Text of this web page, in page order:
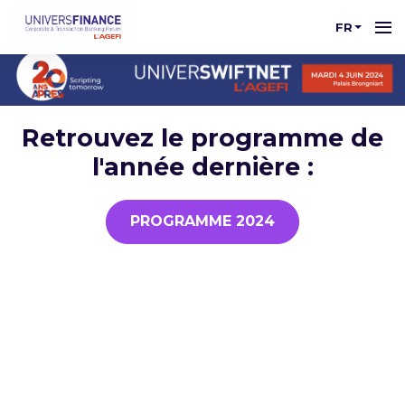
FR
Retrouvez le programme de
l'année dernière :
PROGRAMME 2024